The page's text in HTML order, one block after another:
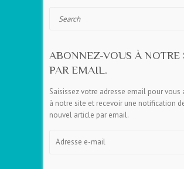
ABONNEZ-VOUS À NOTRE
PAR EMAIL.
Saisissez votre adresse email pour vous
à notre site et recevoir une notification
nouvel article par email.